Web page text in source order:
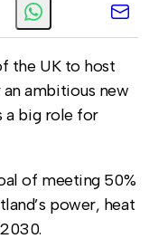
the UK to host
ambitious new
a big role for
of meeting 50%
power, heat